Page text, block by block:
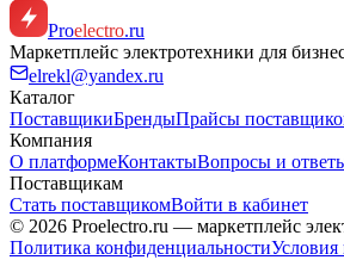
Proelectro.ru
Маркетплейс электротехники для
elrekl@yandex.ru
Каталог
ПоставщикиБрендыПрайсы
Компания
О платформеКонтактыВопросы и
Поставщикам
Стать поставщикомВойти в кабинет
© 2026 Proelectro.ru — маркетплейс
Политика конфиденциальностиУсловия